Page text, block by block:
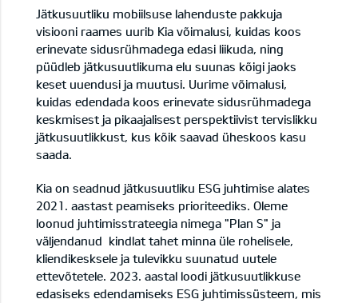
Jätkusuutliku mobiilsuse lahenduste pakkuja
visiooni raames uurib Kia võimalusi, kuidas koos
erinevate sidusrühmadega edasi liikuda, ning
püüdleb jätkusuutlikuma elu suunas kõigi jaoks
keset uuendusi ja muutusi. Uurime võimalusi,
kuidas edendada koos erinevate sidusrühmadega
keskmisest ja pikaajalisest perspektiivist tervislikku
jätkusuutlikkust, kus kõik saavad üheskoos kasu
saada.
Kia on seadnud jätkusuutliku ESG juhtimise alates
2021. aastast peamiseks prioriteediks. Oleme
loonud juhtimisstrateegia nimega "Plan S" ja
väljendanud kindlat tahet minna üle rohelisele,
kliendikesksele ja tulevikku suunatud uutele
ettevõtetele. 2023. aastal loodi jätkusuutlikkuse
edasiseks edendamiseks ESG juhtimissüsteem, mis